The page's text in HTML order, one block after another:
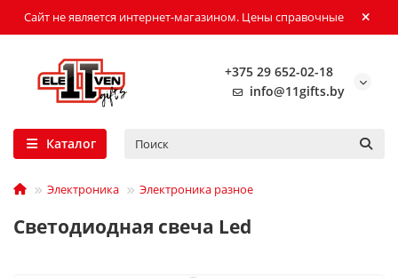
Сайт не является интернет-магазином. Цены справочные
+375 29 652-02-18
info@11gifts.by
Каталог
Электроника Электроника разное
Светодиодная свеча Led